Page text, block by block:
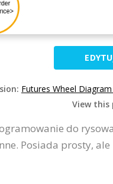
Futures Wheel
View this
do
Posiada prosty,